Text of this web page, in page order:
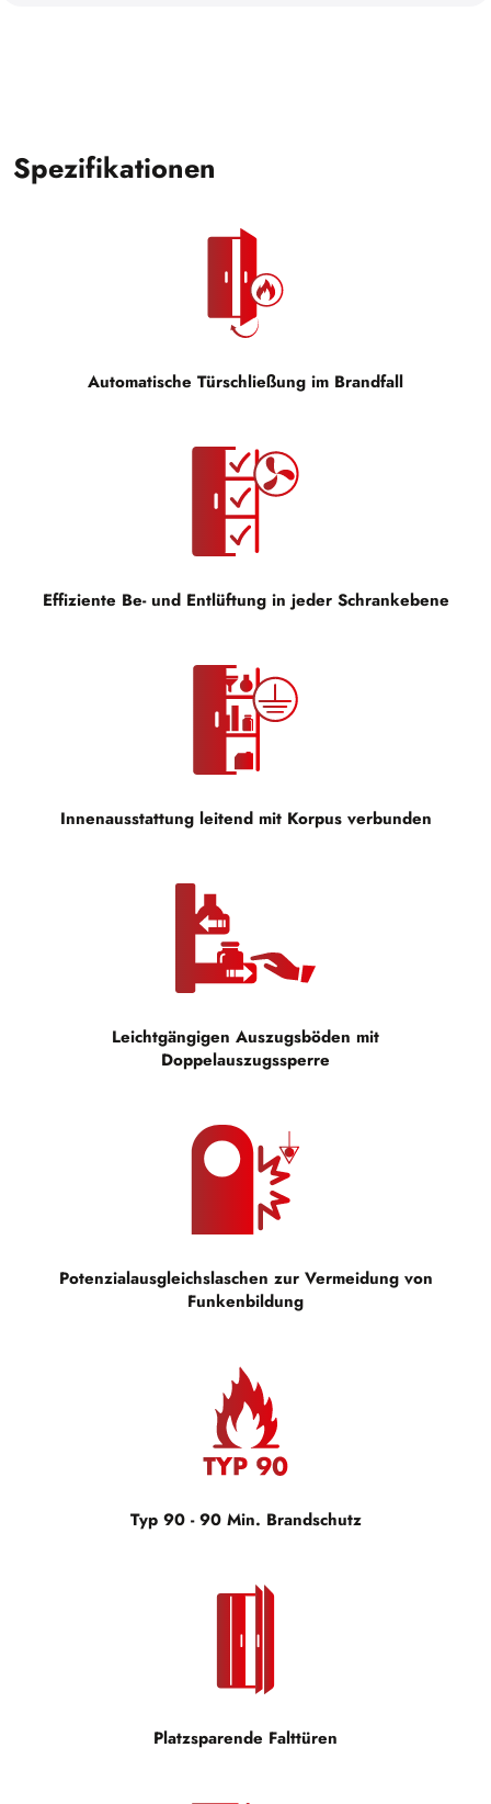
Spezifikationen
Automatische Türschließung im Brandfall
Effiziente Be- und Entlüftung in jeder Schrankebene
Innenausstattung leitend mit Korpus verbunden
Leichtgängigen Auszugsböden mit
Doppelauszugssperre
Potenzialausgleichslaschen zur Vermeidung von
Funkenbildung
Typ 90 - 90 Min. Brandschutz
Platzsparende Falttüren